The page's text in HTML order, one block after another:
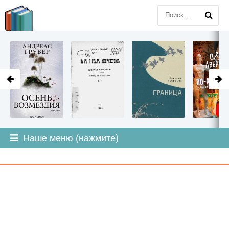
Наше меню (нажмите)
LITMIR.ORG